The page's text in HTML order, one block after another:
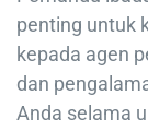
penting untuk
kepada agen
dan
Anda selama